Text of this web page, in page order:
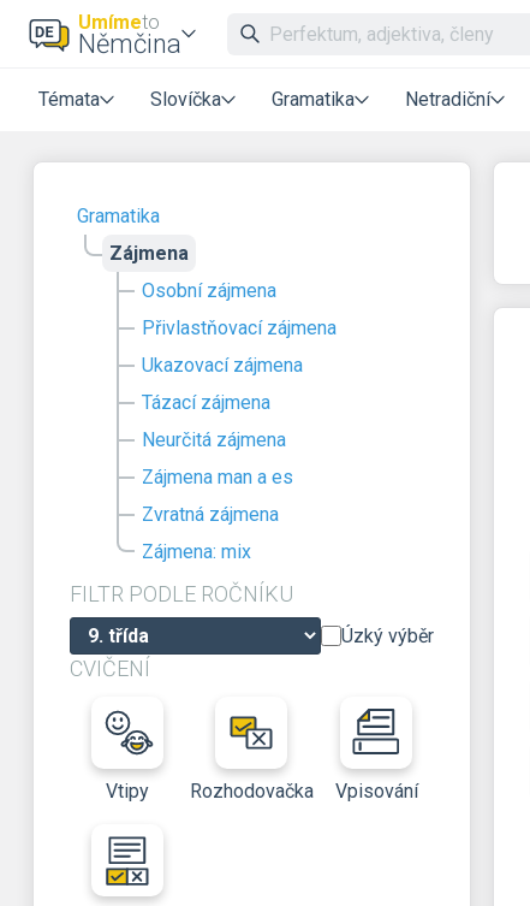
Umímeto
Němčina
Témata Slovíčka Gramatika Netradiční
Gramatika
Zájmena
Osobní zájmena
Přivlastňovací zájmena
Ukazovací zájmena
Tázací zájmena
Neurčitá zájmena
Zájmena man a es
Zvratná zájmena
Zájmena: mix
FILTR PODLE ROČNÍKU
Úzký výběr
CVIČENÍ
Vtipy Rozhodovačka Vpisování